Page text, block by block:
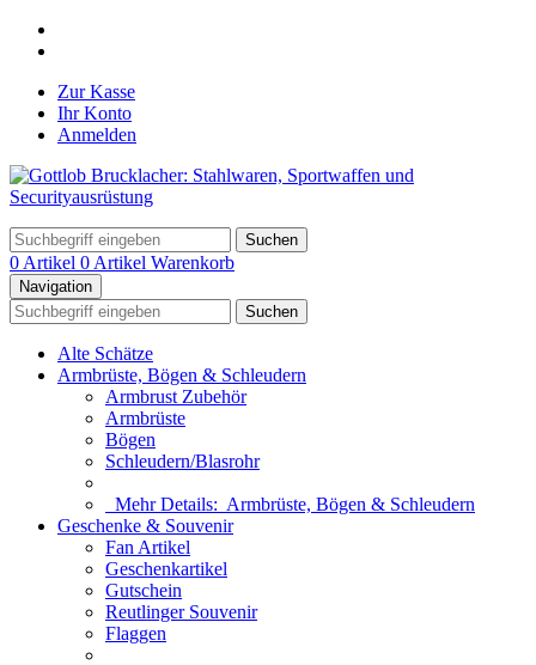
Zur Kasse
Ihr Konto
Anmelden
Suchen
0 Artikel 0 Artikel Warenkorb
Navigation
Suchen
Alte Schätze
Armbrüste, Bögen & Schleudern
Armbrust Zubehör
Armbrüste
Bögen
Schleudern/Blasrohr
Mehr Details: Armbrüste, Bögen & Schleudern
Geschenke & Souvenir
Fan Artikel
Geschenkartikel
Gutschein
Reutlinger Souvenir
Flaggen